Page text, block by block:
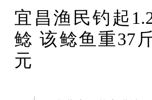
宜昌渔民钓起
鲶 该鲶鱼重37
元